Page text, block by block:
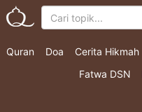
Quran Doa Cerita Hikmah
Fatwa DSN